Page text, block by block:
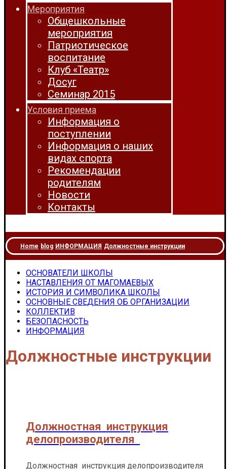
Мероприятия
Общешкольные
мероприятия
Патриотическое
воспитание
Клуб «Театр»
Досуг
Семинар 2015
Условия приема
Информация о
поступлении
Информация о наших
видах спорта
Рекомендации
родителям
Новости
Контакты
Home blog ИНФОРМАЦИЯ Должностные инструкции
ОСНОВАТЕЛИ ШКОЛЫ
НАСТАВЛЕНИЯ ОТ МАГОМАЕВЫХ
ИСТОРИЯ И СИМВОЛИКА ШКОЛЫ
ОСНОВНЫЕ СВЕДЕНИЯ ОБ ОРГАНИЗАЦИИ
КОЛЛЕКТИВ
БЕЗОПАСНОСТЬ
ИНФОРМАЦИЯ
Должностные инструкции
Должностная инструкция
делопроизводителя
Должностная инструкция делопроизводителя